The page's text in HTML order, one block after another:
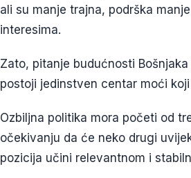
ali su manje trajna, podrška
interesima.
Zato, pitanje budućnosti
postoji jedinstven centar moći
Ozbiljna politika mora početi od
očekivanju da će neko drugi
pozicija učini relevantnom i